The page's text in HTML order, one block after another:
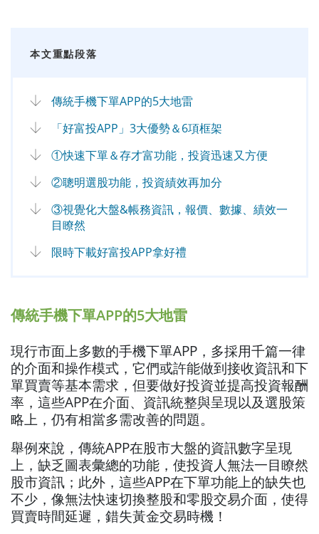
本文重點段落
傳統手機下單APP的5大地雷
「好富投APP」3大優勢＆6項框架
①快速下單＆存才富功能，投資迅速又方便
②聰明選股功能，投資績效再加分
③視覺化大盤&帳務資訊，報價、數據、績效一
目瞭然
限時下載好富投APP拿好禮
傳統手機下單APP的5大地雷
現行市面上多數的手機下單APP，多採用千篇一律
的介面和操作模式，它們或許能做到接收資訊和下
單買賣等基本需求，但要做好投資並提高投資報酬
率，這些APP在介面、資訊統整與呈現以及選股策
略上，仍有相當多需改善的問題。
舉例來說，傳統APP在股市大盤的資訊數字呈現
上，缺乏圖表彙總的功能，使投資人無法一目瞭然
股市資訊；此外，這些APP在下單功能上的缺失也
不少，像無法快速切換整股和零股交易介面，使得
買賣時間延遲，錯失黃金交易時機！